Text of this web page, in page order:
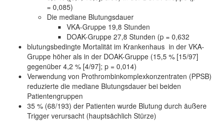
= 0,085)
Die mediane Blutungsdauer
VKA-Gruppe 19,8 Stunden
DOAK-Gruppe 27,8 Stunden (p = 0,632
blutungsbedingte Mortalität im Krankenhaus in der VKA-
Gruppe höher als in der DOAK-Gruppe (15,5 % [15/97]
gegenüber 4,2 % [4/97]; p = 0,014)
Verwendung von Prothrombinkomplexkonzentraten (PPSB)
reduzierte die mediane Blutungsdauer bei beiden
Patientengruppen
35 % (68/193) der Patienten wurde Blutung durch äußere
Trigger verursacht (hauptsächlich Stürze)